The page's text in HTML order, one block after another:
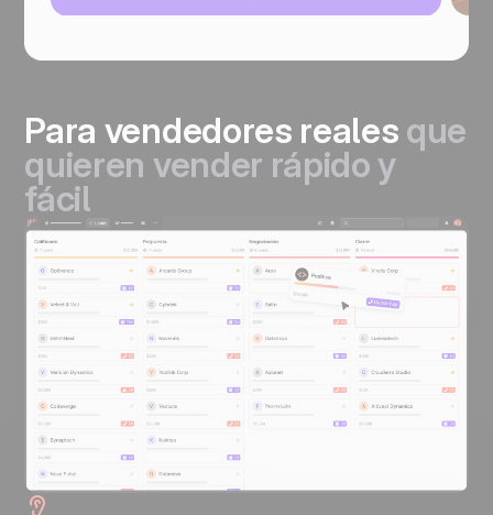
Para vendedores reales que
quieren vender rápido y
fácil